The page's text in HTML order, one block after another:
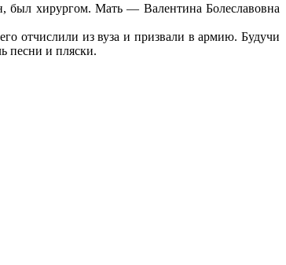
был хирургом. Мать — Валентина Болеславовна
отчислили из вуза и призвали в армию. Будучи
песни и пляски.